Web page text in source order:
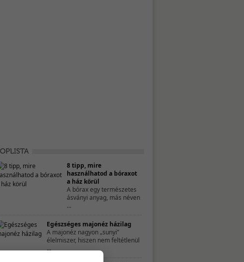
8 tipp, mire
használhatod a bóraxot
a ház körül
A bórax egy természetes
ásványi anyag, más néven
...
Egészséges majonéz házilag
A majonéz nagyon „sunyi”
élelmiszer, hiszen nem feltétlenül
...